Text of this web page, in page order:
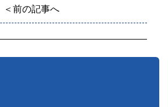
＜前の記事へ